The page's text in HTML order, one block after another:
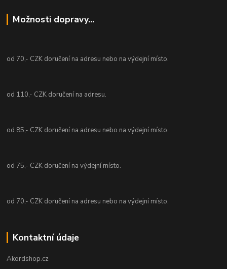
Možnosti dopravy...
od 70,- CZK doručení na adresu nebo na výdejní místo.
od 110,- CZK doručení na adresu.
od 85,- CZK doručení na adresu nebo na výdejní místo.
od 75,- CZK doručení na výdejní místo.
od 70,- CZK doručení na adresu nebo na výdejní místo.
Kontaktní údaje
Akordshop.cz